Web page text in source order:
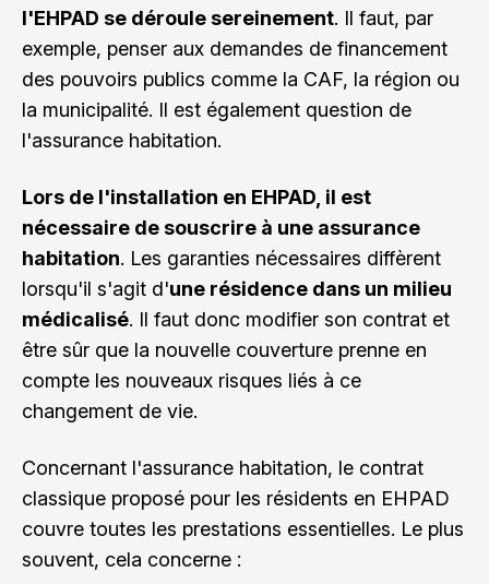
l'EHPAD se déroule sereinement. Il faut, par
exemple, penser aux demandes de financement
des pouvoirs publics comme la CAF, la région ou
la municipalité. Il est également question de
l'assurance habitation.
Lors de l'installation en EHPAD, il est
nécessaire de souscrire à une assurance
habitation. Les garanties nécessaires diffèrent
lorsqu'il s'agit d'une résidence dans un milieu
médicalisé. Il faut donc modifier son contrat et
être sûr que la nouvelle couverture prenne en
compte les nouveaux risques liés à ce
changement de vie.
Concernant l'assurance habitation, le contrat
classique proposé pour les résidents en EHPAD
couvre toutes les prestations essentielles. Le plus
souvent, cela concerne :